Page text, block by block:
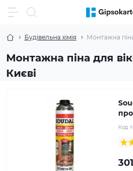
Будівельна хімія Монтажна
Монтажна піна для
Києві
Код